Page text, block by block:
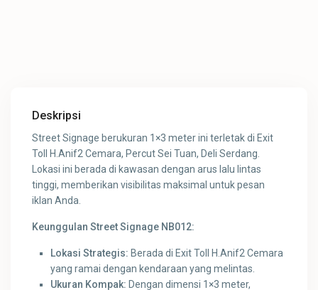
Deskripsi
Street Signage berukuran 1×3 meter ini terletak di Exit
Toll H.Anif2 Cemara, Percut Sei Tuan, Deli Serdang.
Lokasi ini berada di kawasan dengan arus lalu lintas
tinggi, memberikan visibilitas maksimal untuk pesan
iklan Anda.
Keunggulan Street Signage NB012:
Lokasi Strategis: Berada di Exit Toll H.Anif2 Cemara
yang ramai dengan kendaraan yang melintas.
Ukuran Kompak: Dengan dimensi 1×3 meter,